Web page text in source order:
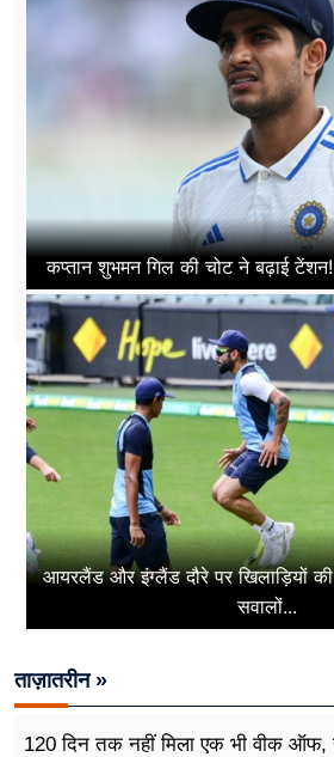
कप्तान शुभमन गिल की चोट ने बढ़ाई
आयरलैंड और इंग्लैंड दौरे पर खिलाड़ियों
सवालों...
ताज़ातरीन »
120 दिन तक नहीं मिला एक भी वीक ऑफ,